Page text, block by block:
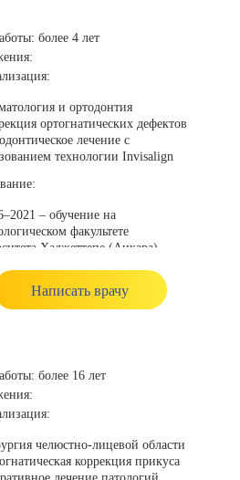
более 4 лет
и ортодонтия
ортогнатических дефектов
лечение с
технологии Invisalign
– обучение на
факультете
Хаджеттепе (Анкара)
в Университете Окан
Hospital (Стамбул)
и главный врач клиники
(Стамбул)
Написать врачу
более 16 лет
челюстно-лицевой области
коррекция прикуса